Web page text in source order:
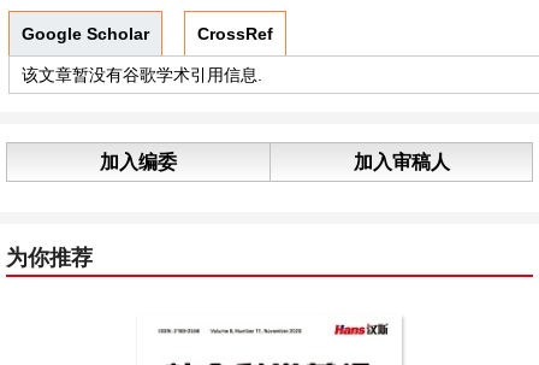
Google Scholar CrossRef
该文章暂没有谷歌学术引用信息.
加入编委 加入审稿人
为你推荐